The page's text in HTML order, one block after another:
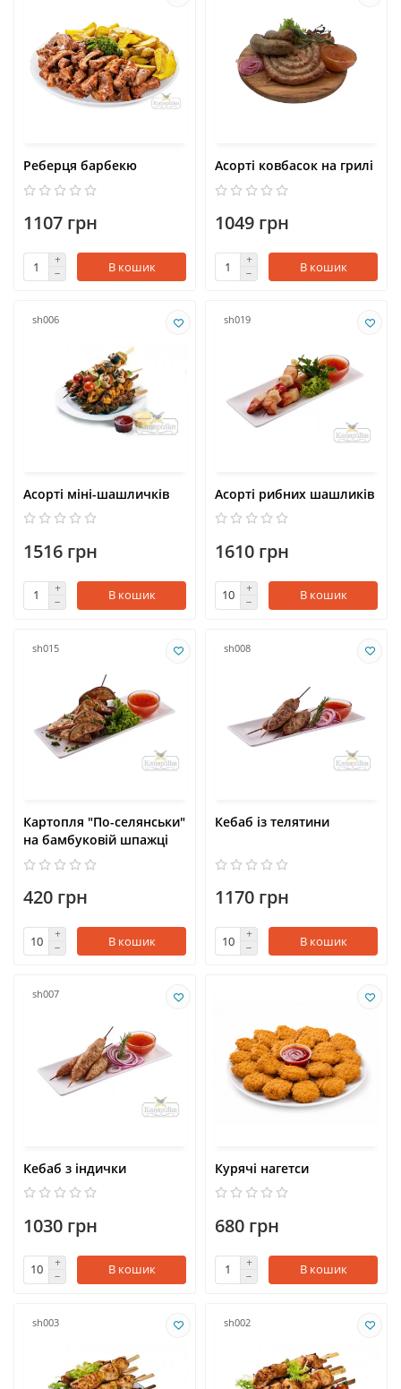
Реберця барбекю
1107 грн
В кошик
Асорті ковбасок на грилі
1049 грн
В кошик
sh006
Асорті міні-шашличків
1516 грн
В кошик
sh019
Асорті рибних шашликів
1610 грн
В кошик
sh015
Картопля "По-селянськи"
на бамбуковій шпажці
420 грн
В кошик
sh008
Кебаб із телятини
1170 грн
В кошик
sh007
Кебаб з індички
1030 грн
В кошик
Курячі нагетси
680 грн
В кошик
sh003 sh002